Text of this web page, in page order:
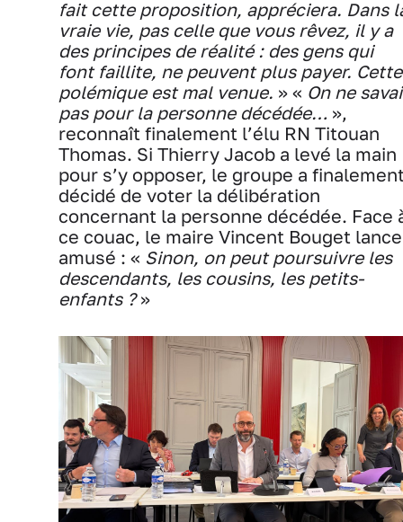
fait cette proposition, appréciera. Dans
vraie vie, pas celle que vous rêvez, il y a
des principes de réalité : des gens qui
font faillite, ne peuvent plus payer. Cette
polémique est mal venue. » « On ne
pas pour la personne décédée… »,
reconnaît finalement l’élu RN Titouan
Thomas. Si Thierry Jacob a levé la main
pour s’y opposer, le groupe a
décidé de voter la délibération
concernant la personne décédée. Face
ce couac, le maire Vincent Bouget
amusé : « Sinon, on peut poursuivre les
descendants, les cousins, les petits-
enfants ?»